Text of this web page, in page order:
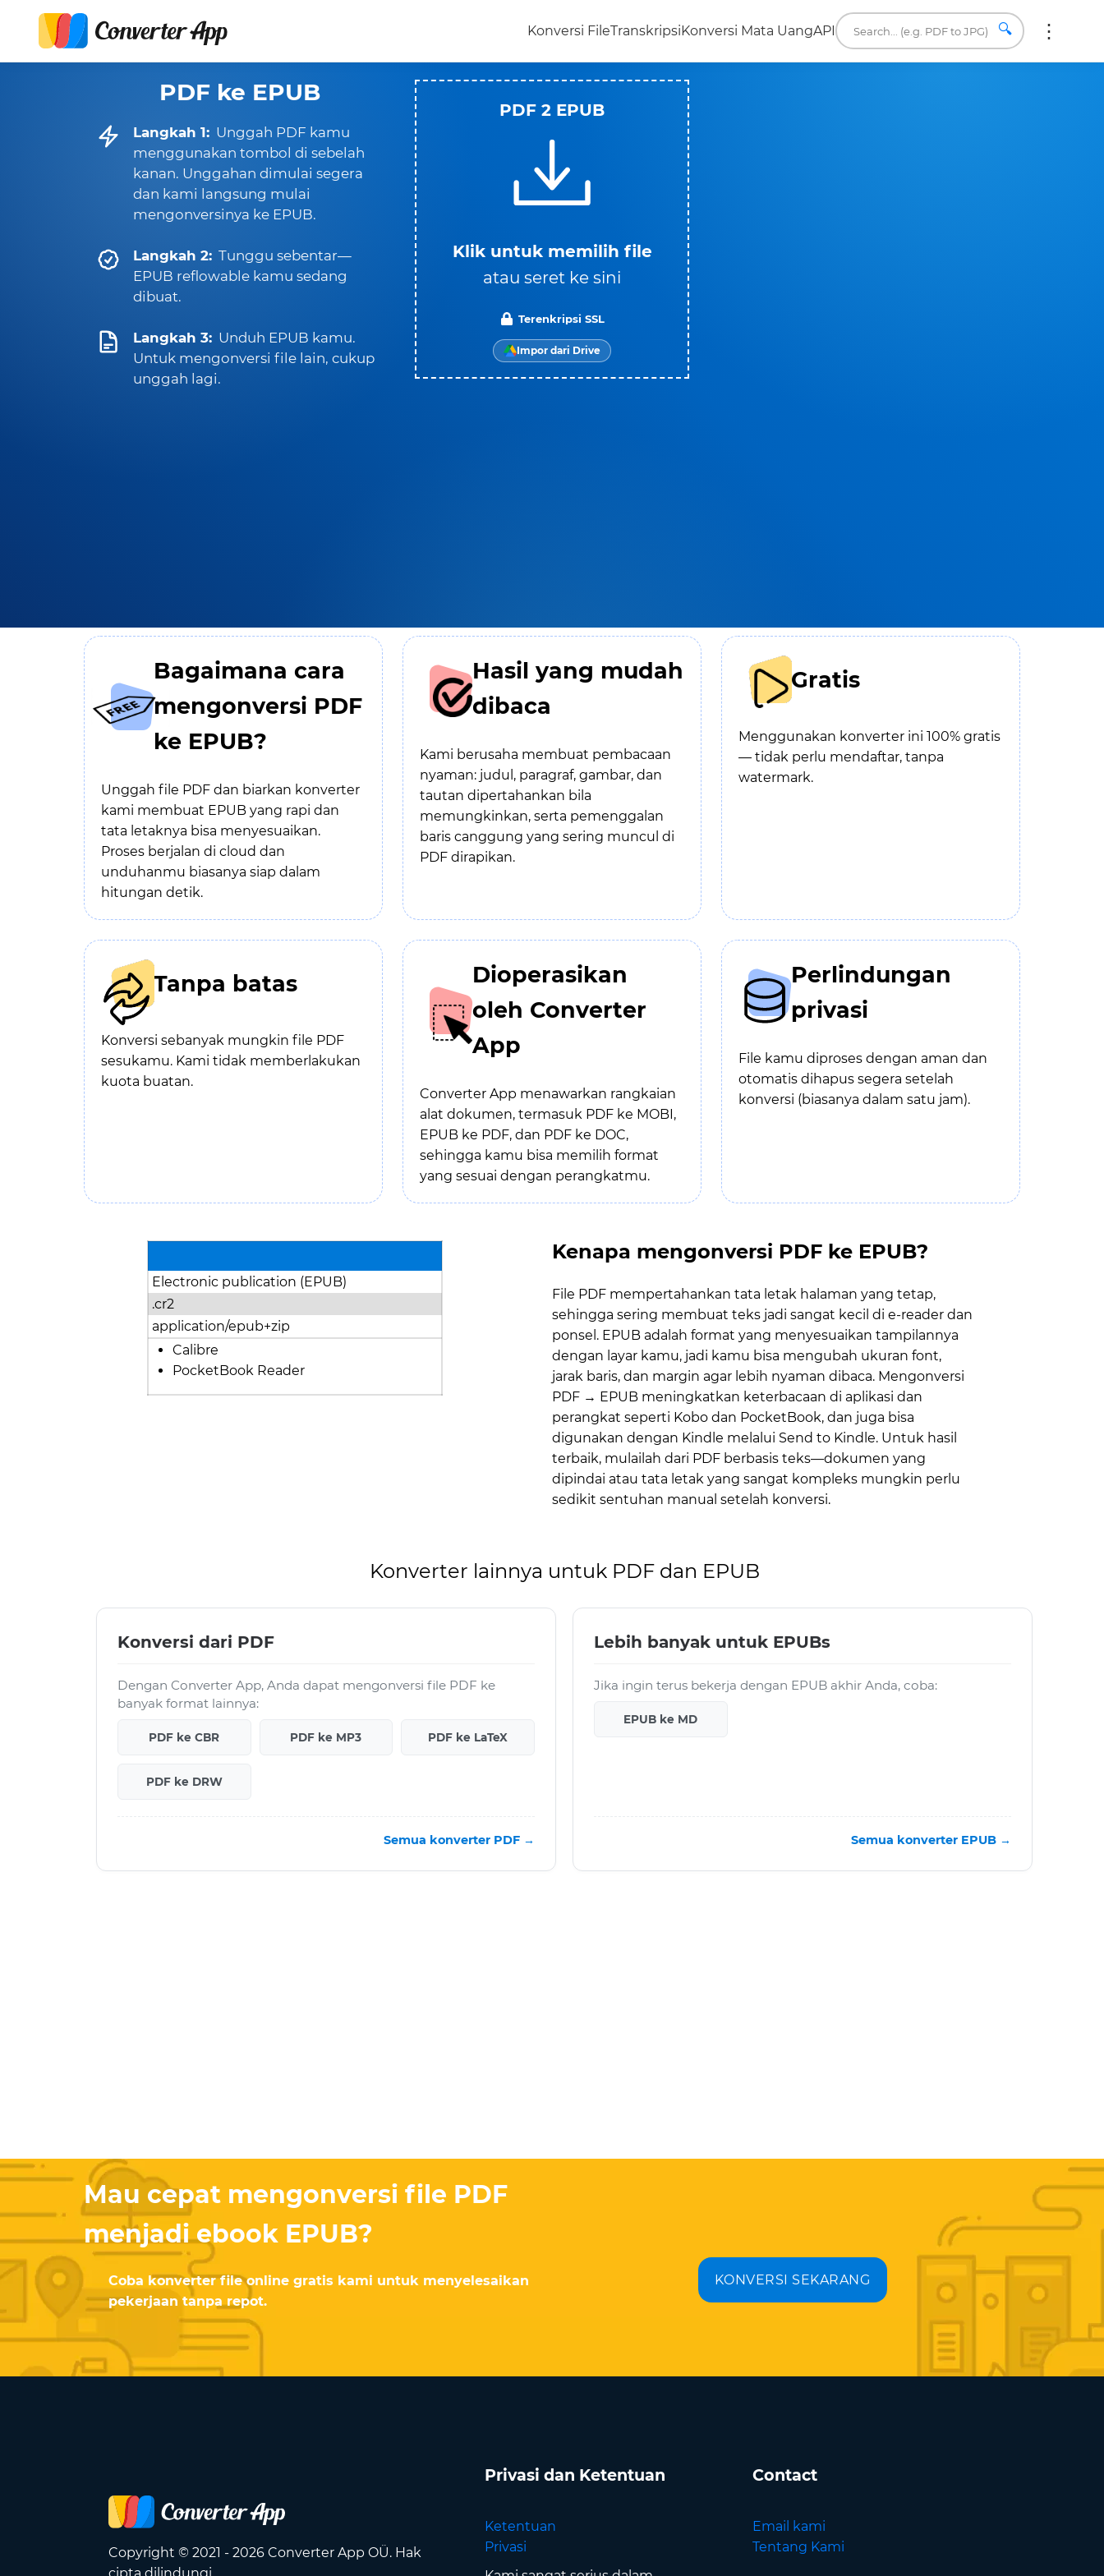
Konversi FileTranskripsiKonversi Mata UangAPI 🔍
PDF ke EPUB
Langkah 1: Unggah PDF kamu
menggunakan tombol di sebelah
kanan. Unggahan dimulai segera
dan kami langsung mulai
mengonversinya ke EPUB.
Langkah 2: Tunggu sebentar—
EPUB reflowable kamu sedang
dibuat.
Langkah 3: Unduh EPUB kamu.
Untuk mengonversi file lain, cukup
unggah lagi.
PDF 2 EPUB
Klik untuk memilih file
atau seret ke sini
Terenkripsi SSL
Impor dari Drive
Bagaimana cara
mengonversi PDF
ke EPUB?
Unggah file PDF dan biarkan konverter
kami membuat EPUB yang rapi dan
tata letaknya bisa menyesuaikan.
Proses berjalan di cloud dan
unduhanmu biasanya siap dalam
hitungan detik.
Hasil yang mudah
dibaca
Kami berusaha membuat pembacaan
nyaman: judul, paragraf, gambar, dan
tautan dipertahankan bila
memungkinkan, serta pemenggalan
baris canggung yang sering muncul di
PDF dirapikan.
Gratis
Menggunakan konverter ini 100% gratis
— tidak perlu mendaftar, tanpa
watermark.
Tanpa batas
Konversi sebanyak mungkin file PDF
sesukamu. Kami tidak memberlakukan
kuota buatan.
Dioperasikan
oleh Converter
App
Converter App menawarkan rangkaian
alat dokumen, termasuk PDF ke MOBI,
EPUB ke PDF, dan PDF ke DOC,
sehingga kamu bisa memilih format
yang sesuai dengan perangkatmu.
Perlindungan
privasi
File kamu diproses dengan aman dan
otomatis dihapus segera setelah
konversi (biasanya dalam satu jam).
Electronic publication (EPUB)
.cr2
application/epub+zip
Calibre
PocketBook Reader
Kenapa mengonversi PDF ke EPUB?
File PDF mempertahankan tata letak halaman yang tetap,
sehingga sering membuat teks jadi sangat kecil di e-reader dan
ponsel. EPUB adalah format yang menyesuaikan tampilannya
dengan layar kamu, jadi kamu bisa mengubah ukuran font,
jarak baris, dan margin agar lebih nyaman dibaca. Mengonversi
PDF → EPUB meningkatkan keterbacaan di aplikasi dan
perangkat seperti Kobo dan PocketBook, dan juga bisa
digunakan dengan Kindle melalui Send to Kindle. Untuk hasil
terbaik, mulailah dari PDF berbasis teks—dokumen yang
dipindai atau tata letak yang sangat kompleks mungkin perlu
sedikit sentuhan manual setelah konversi.
Konverter lainnya untuk PDF dan EPUB
Konversi dari PDF
Dengan Converter App, Anda dapat mengonversi file PDF ke
banyak format lainnya:
PDF ke CBR PDF ke MP3 PDF ke LaTeX
PDF ke DRW
Semua konverter PDF →
Lebih banyak untuk EPUBs
Jika ingin terus bekerja dengan EPUB akhir Anda, coba:
EPUB ke MD
Semua konverter EPUB →
Mau cepat mengonversi file PDF
menjadi ebook EPUB?
Coba konverter file online gratis kami untuk menyelesaikan
pekerjaan tanpa repot.
KONVERSI SEKARANG
Copyright © 2021 - 2026 Converter App OÜ. Hak
Privasi dan Ketentuan
Ketentuan
Privasi
Contact
Email kami
Tentang Kami